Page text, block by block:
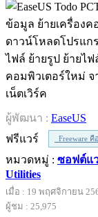
ดาวน์โหลดโปรแกร
ไฟล์ ย้ายรูป ย้ายไ
คอมพิวเตอร์ใหม่ จ
เน็ตเวิร์ค
ผู้พัฒนา : EaseUS
ฟรีแวร์
Freeware คื
หมวดหมู่ : ซอฟต์แว
Utilities
เมื่อ : 19 พฤศจิกายน
ผู้ชม : 25,975